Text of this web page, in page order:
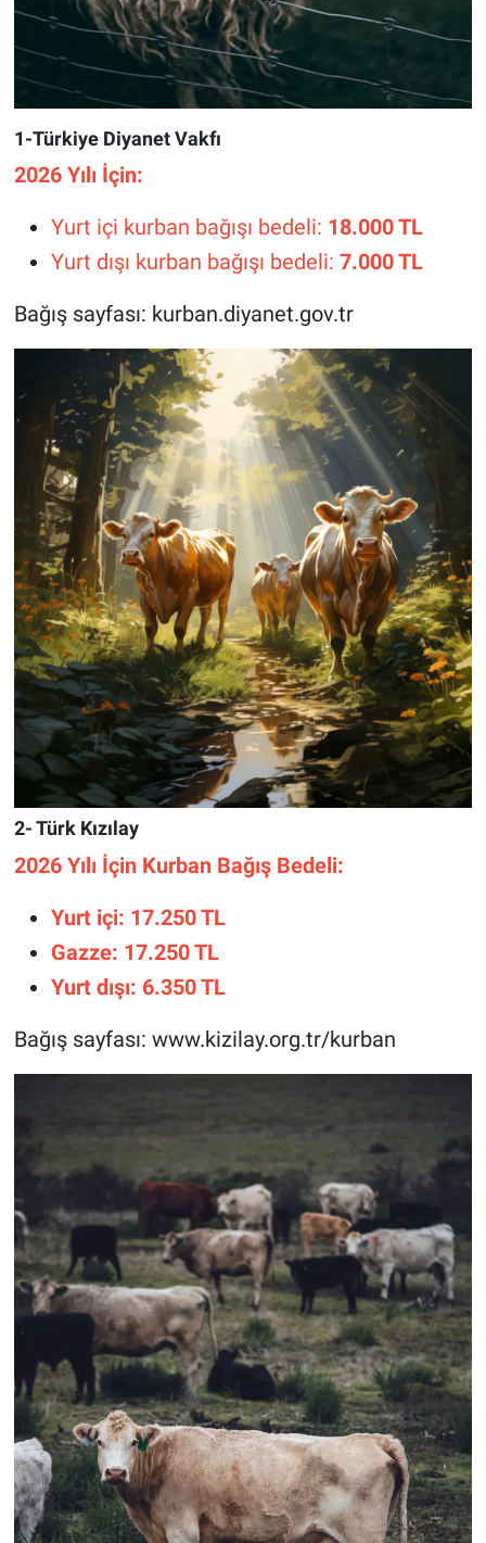
1-Türkiye Diyanet Vakfı
2026 Yılı İçin:
Yurt içi kurban bağışı bedeli: 18.000 TL
Yurt dışı kurban bağışı bedeli: 7.000 TL
Bağış sayfası: kurban.diyanet.gov.tr
2- Türk Kızılay
2026 Yılı İçin Kurban Bağış Bedeli:
Yurt içi: 17.250 TL
Gazze: 17.250 TL
Yurt dışı: 6.350 TL
Bağış sayfası: www.kizilay.org.tr/kurban